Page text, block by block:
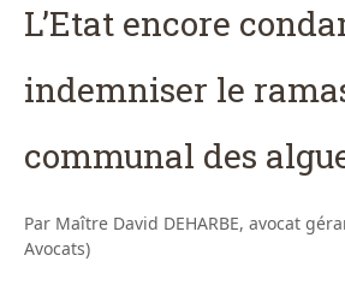
L’Etat encore
indemniser le
communal des
Par Maître David DEHARBE, avocat
Avocats)